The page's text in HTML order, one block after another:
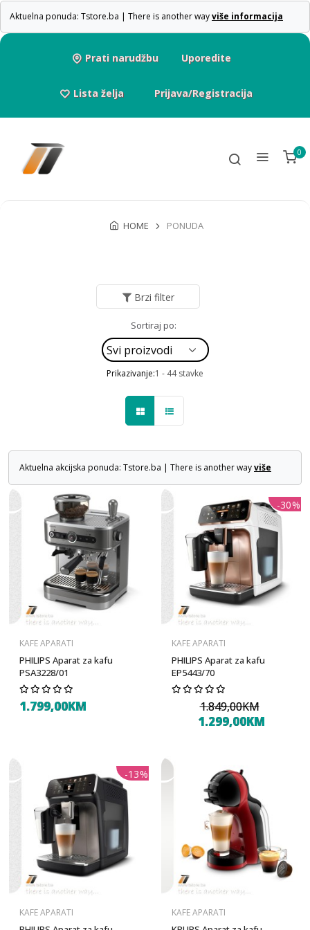
Aktuelna ponuda: Tstore.ba | There is another wayviše informacija
Prati narudžbu Uporedite
Lista želja Prijava/Registracija
0
HOME PONUDA
Brzi filter
Sortiraj po:
Prikazivanje:1 - 44 stavke
Aktuelna akcijska ponuda: Tstore.ba | There is another wayviše
KAFE APARATI
PHILIPS Aparat za kafu
PSA3228/01
1.799,00KM
-30%
KAFE APARATI
PHILIPS Aparat za kafu
EP5443/70
1.849,00KM
1.299,00KM
-13%
KAFE APARATI KAFE APARATI